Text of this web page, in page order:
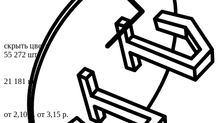
скрыть цвета
55 272 шт
21 181 шт
от 2,10 р. от 3,15 р.